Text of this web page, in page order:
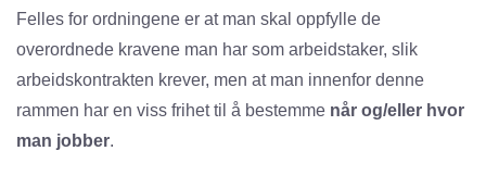
Felles for ordningene er at man skal oppfylle de
overordnede kravene man har som arbeidstaker, slik
arbeidskontrakten krever, men at man innenfor denne
rammen har en viss frihet til å bestemme når og/eller hvor
man jobber.